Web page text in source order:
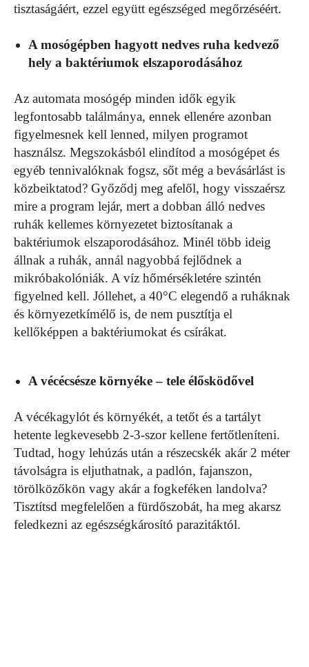
tisztaságáért, ezzel együtt egészséged megőrzéséért.
A mosógépben hagyott nedves ruha kedvező
hely a baktériumok elszaporodásához
Az automata mosógép minden idők egyik
legfontosabb találmánya, ennek ellenére azonban
figyelmesnek kell lenned, milyen programot
használsz. Megszokásból elindítod a mosógépet és
egyéb tennivalóknak fogsz, sőt még a bevásárlást is
közbeiktatod? Győződj meg afelől, hogy visszaérsz
mire a program lejár, mert a dobban álló nedves
ruhák kellemes környezetet biztosítanak a
baktériumok elszaporodásához. Minél több ideig
állnak a ruhák, annál nagyobbá fejlődnek a
mikróbakolóniák. A víz hőmérsékletére szintén
figyelned kell. Jóllehet, a 40°C elegendő a ruháknak
és környezetkímélő is, de nem pusztítja el
kellőképpen a baktériumokat és csírákat.
A vécécsésze környéke – tele élősködővel
A vécékagylót és környékét, a tetőt és a tartályt
hetente legkevesebb 2-3-szor kellene fertőtleníteni.
Tudtad, hogy lehúzás után a részecskék akár 2 méter
távolságra is eljuthatnak, a padlón, fajanszon,
törölközőkön vagy akár a fogkeféken landolva?
Tisztítsd megfelelően a fürdőszobát, ha meg akarsz
feledkezni az egészségkárosító parazitáktól.